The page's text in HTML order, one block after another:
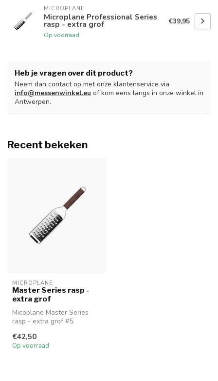
MICROPLANE
Microplane Professional Series
rasp - extra grof
Op voorraad
€39,95
Heb je vragen over dit product?
Neem dan contact op met onze klantenservice via
info@messenwinkel.eu of kom eens langs in onze winkel in
Antwerpen.
Recent bekeken
MICROPLANE
Master Series rasp -
extra grof
Micoplane Master Series
rasp - extra grof #5.
appels,...
€42,50
Op voorraad